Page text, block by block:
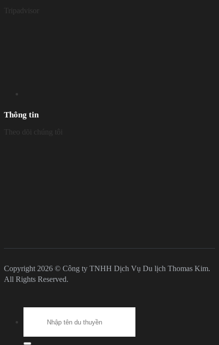
Tripadvisor
Thông tin
Theo dõi chúng tôi
Copyright 2026 © Công ty TNHH Dịch Vụ Du lịch Thomas Kim.
All Rights Reserved.